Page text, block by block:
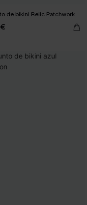
de bikini Relic Patchwork